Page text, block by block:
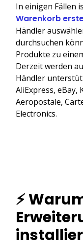
In einigen Fällen
Warenkorb
Händler
durchsuchen
Produkte zu
Derzeit werden
Händler
AliExpress, eBay,
Aeropostale,
Electronics.
⚡